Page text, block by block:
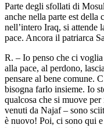
Parte degli sfollati di
anche nella parte est
nell’intero Iraq, si
pace. Ancora il patriarca
R. – Io penso che ci
alla pace, al perdono,
pensare al bene comune.
bisogna farlo insieme. Io
qualcosa che si muove
venuti da Najaf – sono
è nuovo! Poi, ci sono qui